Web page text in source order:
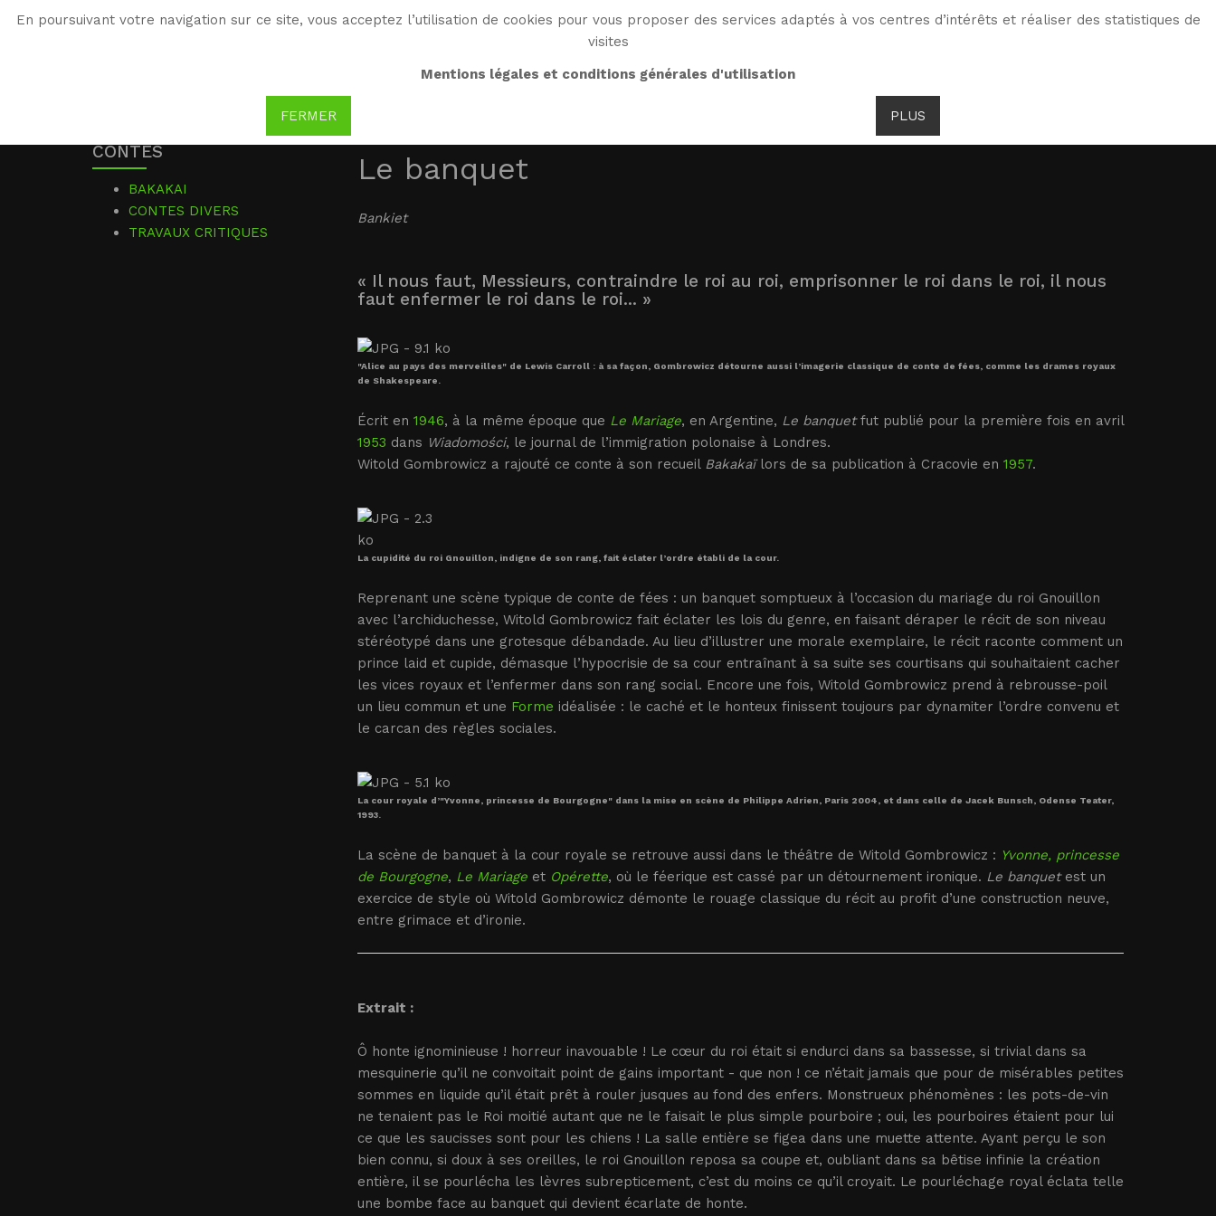
En poursuivant votre navigation sur ce site, vous acceptez l’utilisation de cookies pour vous proposer des services adaptés à vos centres d’intérêts et réaliser des statistiques de
visites
Mentions légales et conditions générales d'utilisation
FERMER PLUS
Le banquet
Bankiet
« Il nous faut, Messieurs, contraindre le roi au roi, emprisonner le roi dans le roi, il nous
faut enfermer le roi dans le roi... »
"Alice au pays des merveilles" de Lewis Carroll : à sa façon, Gombrowicz détourne aussi l’imagerie classique de conte de fées, comme les drames royaux
de Shakespeare.
Écrit en 1946, à la même époque que Le Mariage, en Argentine, Le banquetfut publié pour la première fois en avril
1953 dans Wiadomości, le journal de l’immigration polonaise à Londres.
Witold Gombrowicz a rajouté ce conte à son recueil Bakakaïlors de sa publication à Cracovie en 1957.
La cupidité du roi Gnouillon, indigne de son rang, fait éclater l’ordre établi de la cour.
Reprenant une scène typique de conte de fées : un banquet somptueux à l’occasion du mariage du roi Gnouillon
avec l’archiduchesse, Witold Gombrowicz fait éclater les lois du genre, en faisant déraper le récit de son niveau
stéréotypé dans une grotesque débandade. Au lieu d’illustrer une morale exemplaire, le récit raconte comment un
prince laid et cupide, démasque l’hypocrisie de sa cour entraînant à sa suite ses courtisans qui souhaitaient cacher
les vices royaux et l’enfermer dans son rang social. Encore une fois, Witold Gombrowicz prend à rebrousse-poil
un lieu commun et une Forme idéalisée : le caché et le honteux finissent toujours par dynamiter l’ordre convenu et
le carcan des règles sociales.
La cour royale d’"Yvonne, princesse de Bourgogne" dans la mise en scène de Philippe Adrien, Paris 2004, et dans celle de Jacek Bunsch, Odense Teater,
1993.
La scène de banquet à la cour royale se retrouve aussi dans le théâtre de Witold Gombrowicz : Yvonne, princesse
de Bourgogne, Le Mariageet Opérette, où le féerique est cassé par un détournement ironique. Le banquetest un
exercice de style où Witold Gombrowicz démonte le rouage classique du récit au profit d’une construction neuve,
entre grimace et d’ironie.
Extrait :
Ô honte ignominieuse ! horreur inavouable ! Le cœur du roi était si endurci dans sa bassesse, si trivial dans sa
mesquinerie qu’il ne convoitait point de gains important - que non ! ce n’était jamais que pour de misérables petites
sommes en liquide qu’il était prêt à rouler jusques au fond des enfers. Monstrueux phénomènes : les pots-de-vin
ne tenaient pas le Roi moitié autant que ne le faisait le plus simple pourboire ; oui, les pourboires étaient pour lui
ce que les saucisses sont pour les chiens ! La salle entière se figea dans une muette attente. Ayant perçu le son
bien connu, si doux à ses oreilles, le roi Gnouillon reposa sa coupe et, oubliant dans sa bêtise infinie la création
entière, il se pourlécha les lèvres subrepticement, c’est du moins ce qu’il croyait. Le pourléchage royal éclata telle
une bombe face au banquet qui devient écarlate de honte.
CONTES
BAKAKAI
CONTES DIVERS
TRAVAUX CRITIQUES